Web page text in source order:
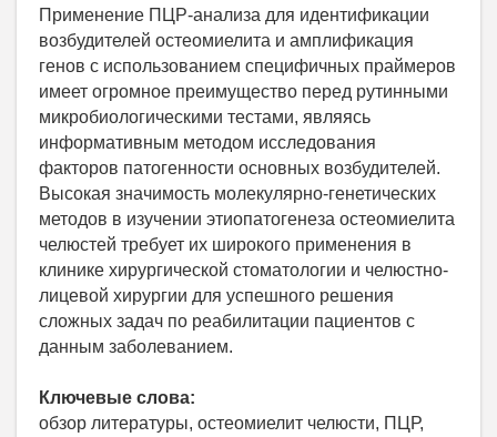
Применение ПЦР-анализа для идентификации
возбудителей остеомиелита и амплификация
генов с использованием специфичных праймеров
имеет огромное преимущество перед рутинными
микробиологическими тестами, являясь
информативным методом исследования
факторов патогенности основных возбудителей.
Высокая значимость молекулярно-генетических
методов в изучении этиопатогенеза остеомиелита
челюстей требует их широкого применения в
клинике хирургической стоматологии и челюстно-
лицевой хирургии для успешного решения
сложных задач по реабилитации пациентов с
данным заболеванием.
Ключевые слова:
обзор литературы, остеомиелит челюсти, ПЦР,